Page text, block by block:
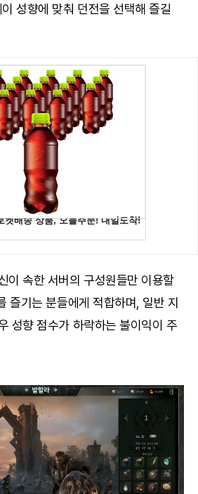
성향에 맞춰 던전을 선택해 즐길
이 속한 서버의 구성원들만 이용할
즐기는 분들에게 적합하며, 일반 지
성향 점수가 하락하는 불이익이 주